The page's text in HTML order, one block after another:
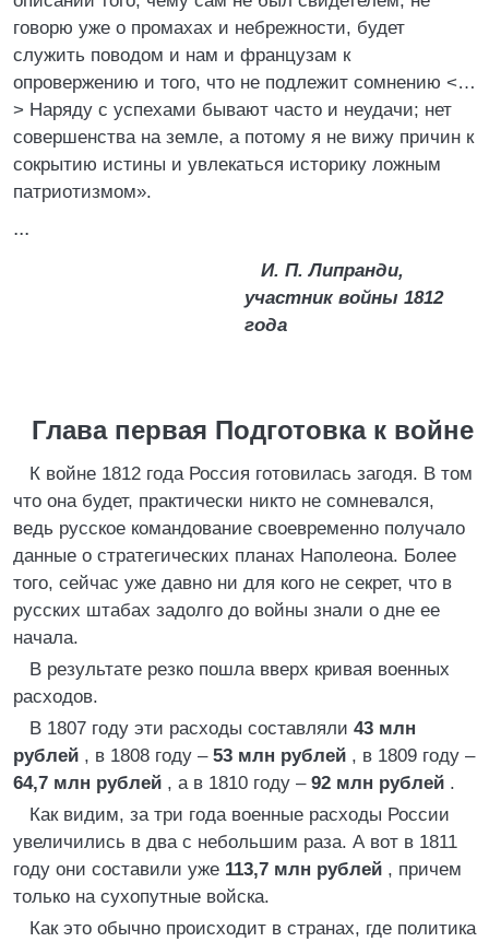
говорю уже о промахах и небрежности, будет
служить поводом и нам и французам к
опровержению и того, что не подлежит сомнению <…
> Наряду с успехами бывают часто и неудачи; нет
совершенства на земле, а потому я не вижу причин к
сокрытию истины и увлекаться историку ложным
патриотизмом».
...
И. П. Липранди,
участник войны 1812
года
Глава первая Подготовка к войне
К войне 1812 года Россия готовилась загодя. В том
что она будет, практически никто не сомневался,
ведь русское командование своевременно получало
данные о стратегических планах Наполеона. Более
того, сейчас уже давно ни для кого не секрет, что в
русских штабах задолго до войны знали о дне ее
начала.
В результате резко пошла вверх кривая военных
расходов.
В 1807 году эти расходы составляли 43 млн
рублей , в 1808 году – 53 млн рублей , в 1809 году –
64,7 млн рублей , а в 1810 году – 92 млн рублей .
Как видим, за три года военные расходы России
увеличились в два с небольшим раза. А вот в 1811
году они составили уже 113,7 млн рублей , причем
только на сухопутные войска.
Как это обычно происходит в странах, где политика